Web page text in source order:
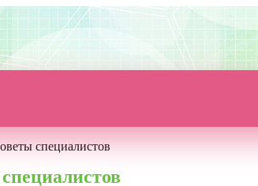
специалистов